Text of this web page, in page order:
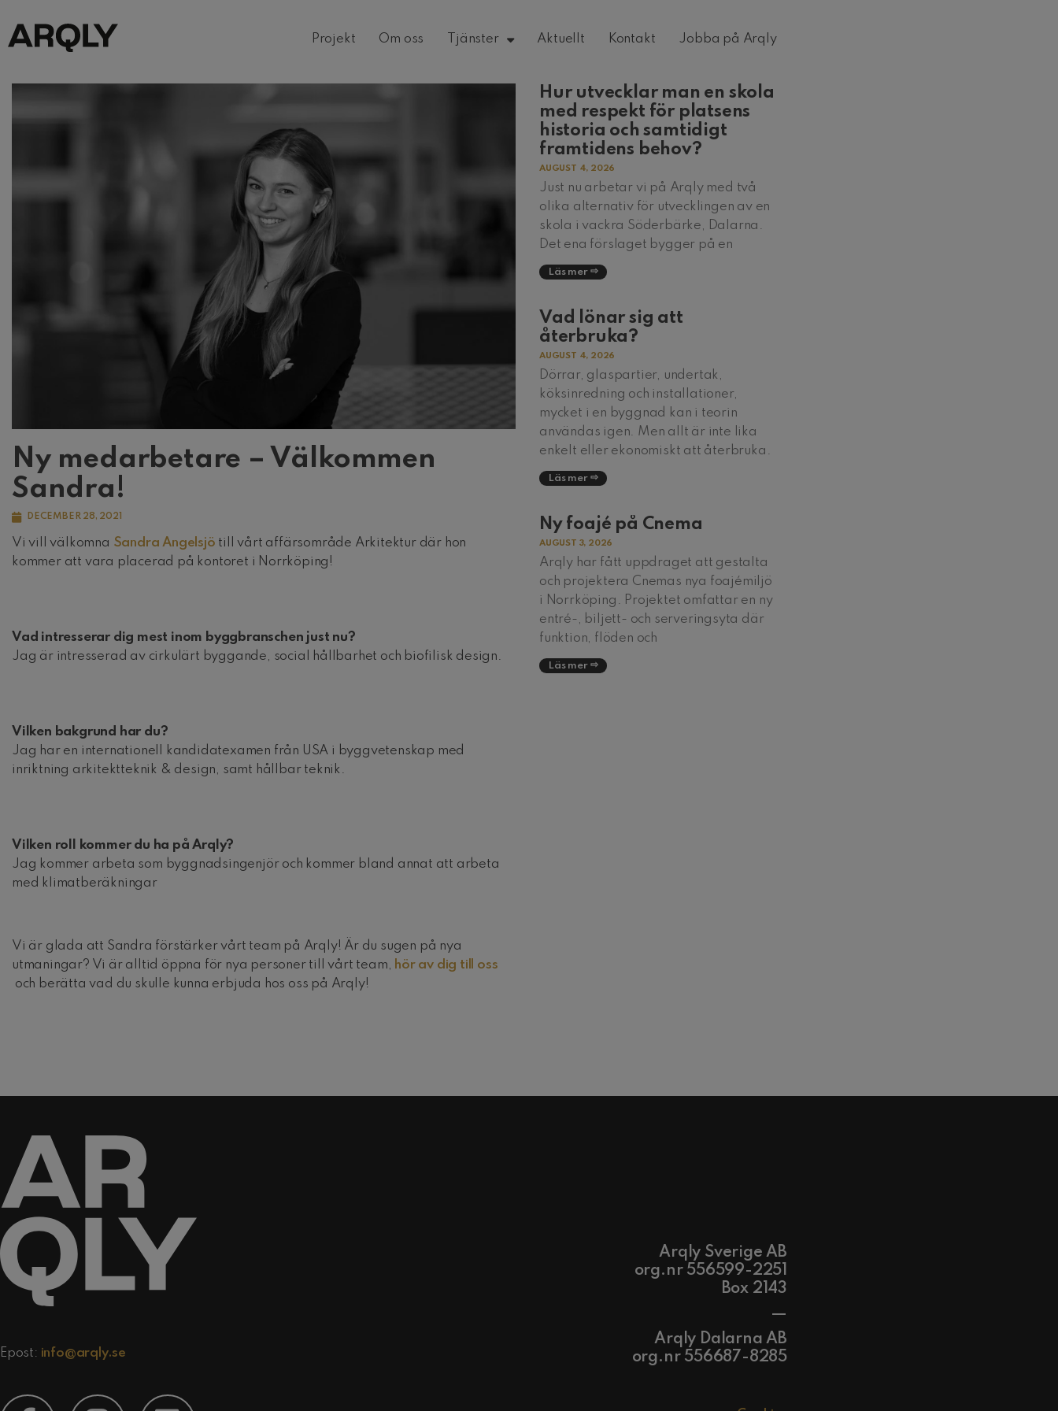
Projekt Om oss Tjänster Aktuellt Kontakt Jobba på Arqly
Ny medarbetare – Välkommen
Sandra!
DECEMBER 28, 2021
Vi vill välkomna Sandra Angelsjö till vårt affärsområde Arkitektur där hon
kommer att vara placerad på kontoret i Norrköping!
Vad intresserar dig mest inom byggbranschen just nu?
Jag är intresserad av cirkulärt byggande, social hållbarhet och biofilisk design.
Vilken bakgrund har du?
Jag har en internationell kandidatexamen från USA i byggvetenskap med
inriktning arkitektteknik & design, samt hållbar teknik.
Vilken roll kommer du ha på Arqly?
Jag kommer arbeta som byggnadsingenjör och kommer bland annat att arbeta
med klimatberäkningar
Vi är glada att Sandra förstärker vårt team på Arqly! Är du sugen på nya
utmaningar? Vi är alltid öppna för nya personer till vårt team, hör av dig till oss
och berätta vad du skulle kunna erbjuda hos oss på Arqly!
Hur utvecklar man en skola
med respekt för platsens
historia och samtidigt
framtidens behov?
AUGUST 4, 2026
Just nu arbetar vi på Arqly med två
olika alternativ för utvecklingen av en
skola i vackra Söderbärke, Dalarna.
Det ena förslaget bygger på en
Läs mer
Vad lönar sig att
återbruka?
AUGUST 4, 2026
Dörrar, glaspartier, undertak,
köksinredning och installationer,
mycket i en byggnad kan i teorin
användas igen. Men allt är inte lika
enkelt eller ekonomiskt att återbruka.
Läs mer
Ny foajé på Cnema
AUGUST 3, 2026
Arqly har fått uppdraget att gestalta
och projektera Cnemas nya foajémiljö
i Norrköping. Projektet omfattar en ny
entré-, biljett- och serveringsyta där
funktion, flöden och
Läs mer
Epost: info@arqly.se
Arqly Sverige AB
org.nr 556599-2251
Box 2143
—
Arqly Dalarna AB
org.nr 556687-8285